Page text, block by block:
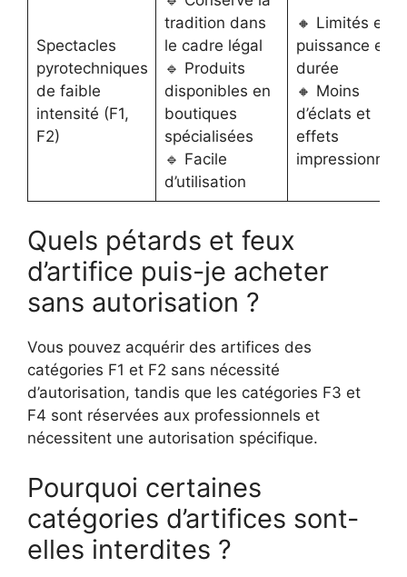
Spectacles
pyrotechniques
de faible
intensité (F1,
F2)
tradition dans
le cadre légal
🔹 Produits
disponibles en
boutiques
spécialisées
🔹 Facile
d’utilisation
🔸 Limités en
puissance et
durée
🔸 Moins
d’éclats et
effets
Quels pétards et feux
d’artifice puis-je acheter
sans autorisation ?
Vous pouvez acquérir des artifices des
catégories F1 et F2 sans nécessité
d’autorisation, tandis que les catégories F3 et
F4 sont réservées aux professionnels et
nécessitent une autorisation spécifique.
Pourquoi certaines
catégories d’artifices sont-
elles interdites ?